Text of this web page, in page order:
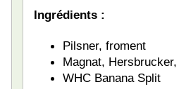
Ingrédients :
Pilsner, froment
Magnat,
WHC Banana Split